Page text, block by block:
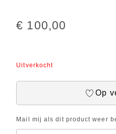
€ 100,00
Uitverkocht
Op
Mail mij als dit product weer